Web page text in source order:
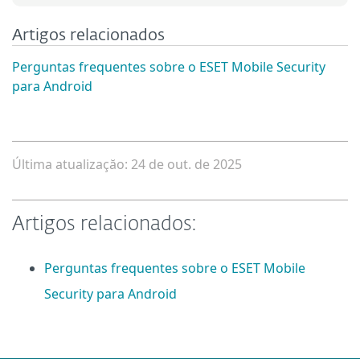
Artigos relacionados
Perguntas frequentes sobre o ESET Mobile Security
para Android
Última atualizaçăo: 24 de out. de 2025
Artigos relacionados:
Perguntas frequentes sobre o ESET Mobile
Security para Android